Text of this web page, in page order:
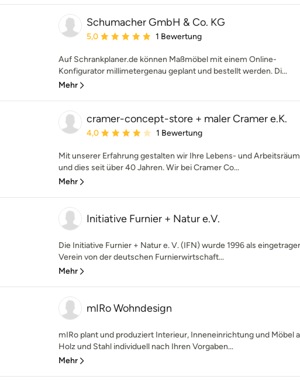
Schumacher GmbH & Co. KG
Durchschnittliche Bewertung: 5 von 5 Sternen
5,0 1 Bewertung
Auf Schrankplaner.de können Maßmöbel mit einem Online-
Konfigurator millimetergenau geplant und bestellt werden. Di...
Mehr
cramer-concept-store + maler Cramer e.K.
Durchschnittliche Bewertung: 4 von 5 Sternen
4,0 1 Bewertung
Mit unserer Erfahrung gestalten wir Ihre Lebens- und
und dies seit über 40 Jahren. Wir bei Cramer Co...
Mehr
Initiative Furnier + Natur e.V.
Die Initiative Furnier + Natur e. V. (IFN) wurde 1996 als
Verein von der deutschen Furnierwirtschaft...
Mehr
mIRo Wohndesign
mIRo plant und produziert Interieur, Inneneinrichtung und Möbel
Holz und Stahl individuell nach Ihren Vorgaben...
Mehr